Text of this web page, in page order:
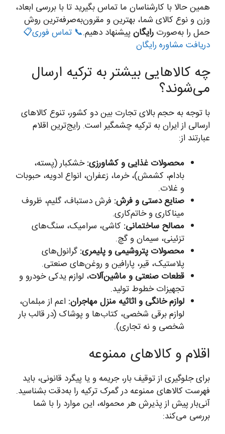
همین حالا با کارشناسان ما تماس بگیرید تا با بررسی ابعاد،
وزن و نوع کالای شما، بهترین و مقرون‌به‌صرفه‌ترین روش
حمل را به‌صورت رایگانپیشنهاد دهیم.📞 تماس فوری📋
دریافت مشاوره رایگان
چه کالاهایی بیشتر به ترکیه ارسال
می‌شوند؟
با توجه به حجم بالای تجارت بین دو کشور، تنوع کالاهای
ارسالی از ایران به ترکیه چشمگیر است. رایج‌ترین اقلام
عبارتند از:
محصولات غذایی و کشاورزی:خشکبار (پسته،
بادام، کشمش)، خرما، زعفران، انواع ادویه، حبوبات
و غلات.
صنایع دستی و فرش: فرش دستباف، گلیم، ظروف
میناکاری و خاتم‌کاری.
مصالح ساختمانی: کاشی، سرامیک، سنگ‌های
تزئینی، سیمان و گچ.
محصولات پتروشیمی و پلیمری: گرانول‌های
پلاستیک، قیر، پارافین و روغن‌های صنعتی.
قطعات صنعتی و ماشین‌آلات، لوازم یدکی خودرو و
تجهیزات خطوط تولید.
لوازم خانگی و اثاثیه منزل مهاجران: اعم از مبلمان،
لوازم برقی شخصی، کتاب‌ها و پوشاک (در قالب بار
شخصی و نه تجاری).
اقلام و کالاهای ممنوعه
برای جلوگیری از توقیف بار، جریمه و یا پیگرد قانونی، باید
فهرست کالاهای ممنوعه در گمرک ترکیه را به‌دقت بشناسید.
آنی‌بار پیش از پذیرش هر محموله، این موارد را با شما
بررسی می‌کند: